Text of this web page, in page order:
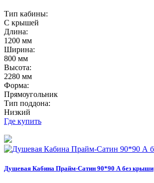
Тип кабины:
С крышей
Длина:
1200 мм
Ширина:
800 мм
Высота:
2280 мм
Форма:
Прямоугольник
Тип поддона:
Низкий
Где купить
Душевая Кабина Прайм-Сатин 90*90 А без крыши